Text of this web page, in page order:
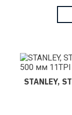
STANLEY,